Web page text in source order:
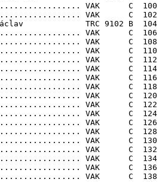
VAK      C  100
VAK      C  102
TRC 9102 B  104
VAK      C  106
VAK      C  108
VAK      C  110
VAK      C  112
VAK      C  114
VAK      C  116
VAK      C  118
VAK      C  120
VAK      C  122
VAK      C  124
VAK      C  126
VAK      C  128
VAK      C  130
VAK      C  132
VAK      C  134
VAK      C  136
VAK      C  138